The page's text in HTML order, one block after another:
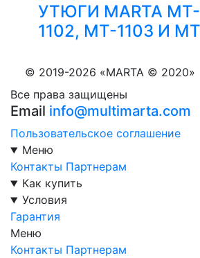
УТЮГИ MARTA MT-
1102, MT-1103 И
© 2019-2026 «MARTA © 2020»
Все права защищены
Email info@multimarta.com
Пользовательское соглашение
Меню
Контакты Партнерам
Как купить
Условия
Гарантия
Меню
Контакты Партнерам